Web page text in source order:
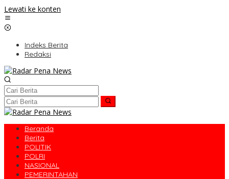
Lewati ke konten
Indeks Berita
Redaksi
Beranda
Berita
POLITIK
POLRI
NASIONAL
PEMERINTAHAN